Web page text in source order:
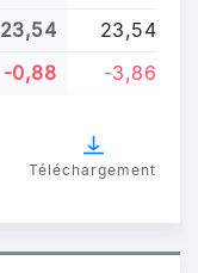
23,54
23,54
-0,88 -3,86
Téléchargement